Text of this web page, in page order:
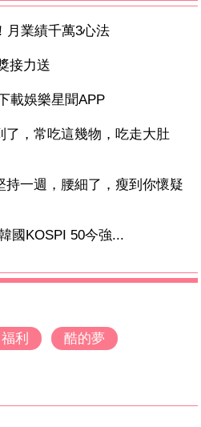
月業績千萬3心法
接力送
載娛樂星聞APP
了，常吃這幾物，吃走大肚
持一週，腰細了，瘦到你懷疑
國KOSPI 50今強...
福利 酷的夢